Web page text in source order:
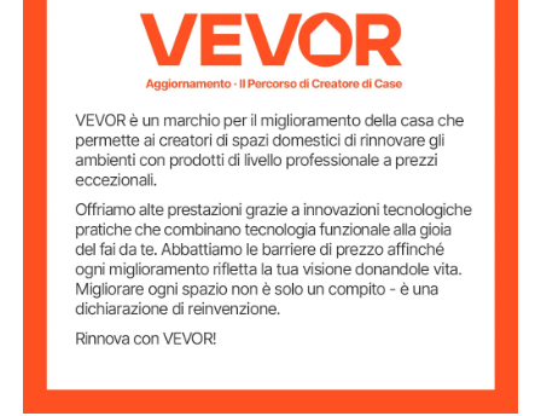
Lunghezza del
7 piedi / 213,36 cm
Dimensioni del
prodotto
86,5 x 15 x 2133 mm / 3,41 x
0,59 x 83,98 pollici
Peso del prodotto 28,22 libbre/12,8 kg